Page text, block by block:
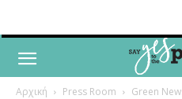
Αρχική Press Room Green